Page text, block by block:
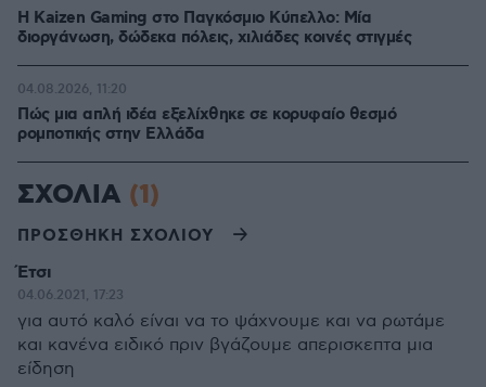
H Kaizen Gaming στο Παγκόσμιο Kύπελλο: Μία
διοργάνωση, δώδεκα πόλεις, χιλιάδες κοινές στιγμές
Πώς μια απλή ιδέα εξελίχθηκε σε κορυφαίο θεσμό
ρομποτικής στην Ελλάδα
04.08.2026, 11:20
ΣΧΟΛΙΑ (1)
ΠΡΟΣΘΗΚΗ ΣΧΟΛΙΟΥ
Έτσι
04.06.2021, 17:23
για αυτό καλό είναι να το ψάχνουμε και να ρωτάμε
και κανένα ειδικό πριν βγάζουμε απερισκεπτα μια
είδηση